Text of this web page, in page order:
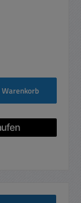
die Schaltflächen um
Warenkorb